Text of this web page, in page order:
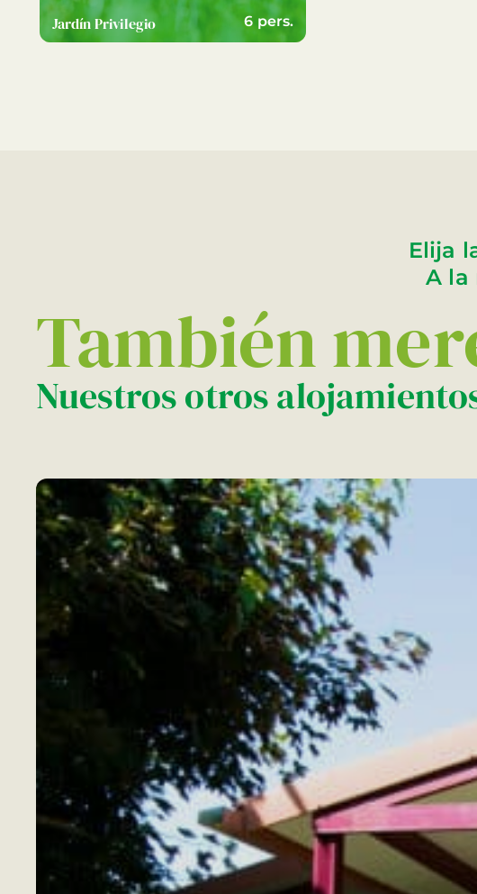
Jardín Privilegio 6 pers.
Elija
A la
También
Nuestros otros